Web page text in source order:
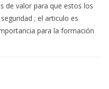
de valor para que estos los
; el articulo es
para la formación